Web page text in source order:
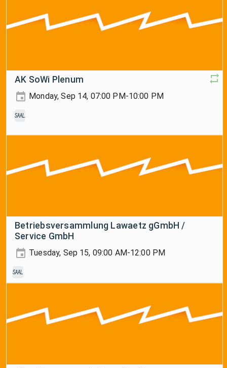
AK SoWi Plenum
Monday, Sep 14, 07:00 PM-10:00 PM
Saal
Betriebsversammlung Lawaetz gGmbH /
Service GmbH
Tuesday, Sep 15, 09:00 AM-12:00 PM
Saal